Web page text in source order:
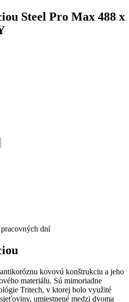
Steel Pro Max 488 x
dní
kovovú konštrukciu a jeho
materiálu. Sú mimoriadne
Tritech, v ktorej bolo využité
umiestnené medzi dvoma